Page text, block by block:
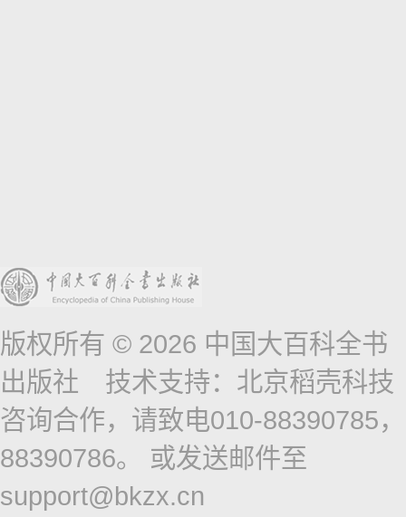
版权所有 © 2026 中国大百科全书
出版社 技术支持：北京稻壳科技
咨询合作，请致电010-88390785，
88390786。 或发送邮件至
support@bkzx.cn